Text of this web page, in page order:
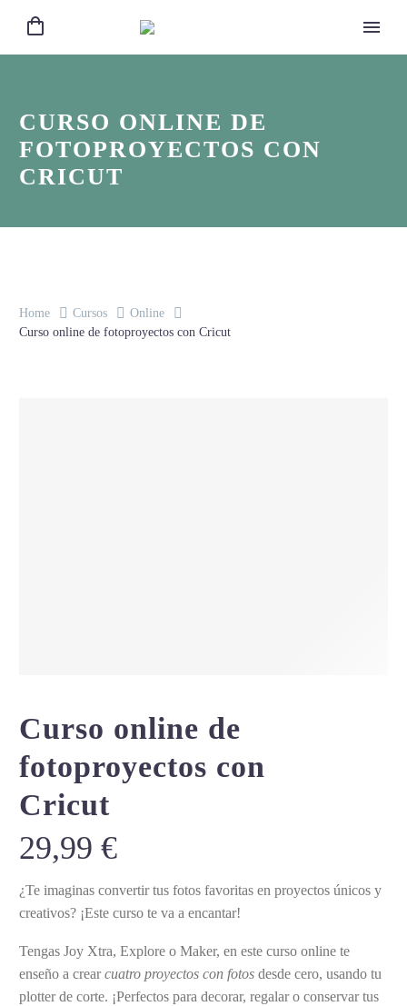
CURSO ONLINE DE
FOTOPROYECTOS CON
CRICUT
Home Cursos
Online
Curso online de fotoproyectos con Cricut
Curso online de
fotoproyectos con
Cricut
29,99 €
¿Te imaginas convertir tus fotos favoritas en proyectos únicos y
creativos? ¡Este curso te va a encantar!
Tengas Joy Xtra, Explore o Maker, en este curso online te
enseño a crearcuatro proyectos con fotos desde cero, usando tu
plotter de corte. ¡Perfectos para decorar, regalar o conservar tus